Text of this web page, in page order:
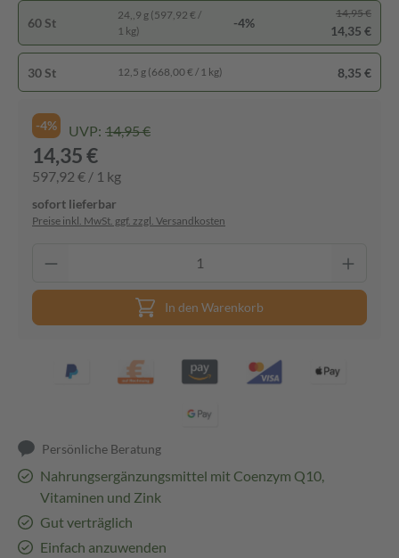
60 St
24,,9 g (597,92 € /
1 kg)
-4%
14,95 €
14,35 €
30 St 12,5 g (668,00 € / 1 kg) 8,35 €
-4% UVP: 14,95 €
14,35 €
597,92 € / 1 kg
sofort lieferbar
Preise inkl. MwSt. ggf. zzgl. Versandkosten
In den Warenkorb
Persönliche Beratung
Nahrungsergänzungsmittel mit Coenzym Q10,
Vitaminen und Zink
Gut verträglich
Einfach anzuwenden